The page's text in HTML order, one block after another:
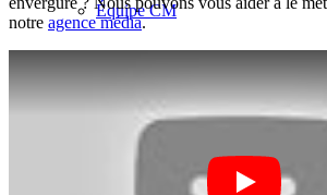
Équipe CM
Modèles en Ville
Berlin
notre agence média.